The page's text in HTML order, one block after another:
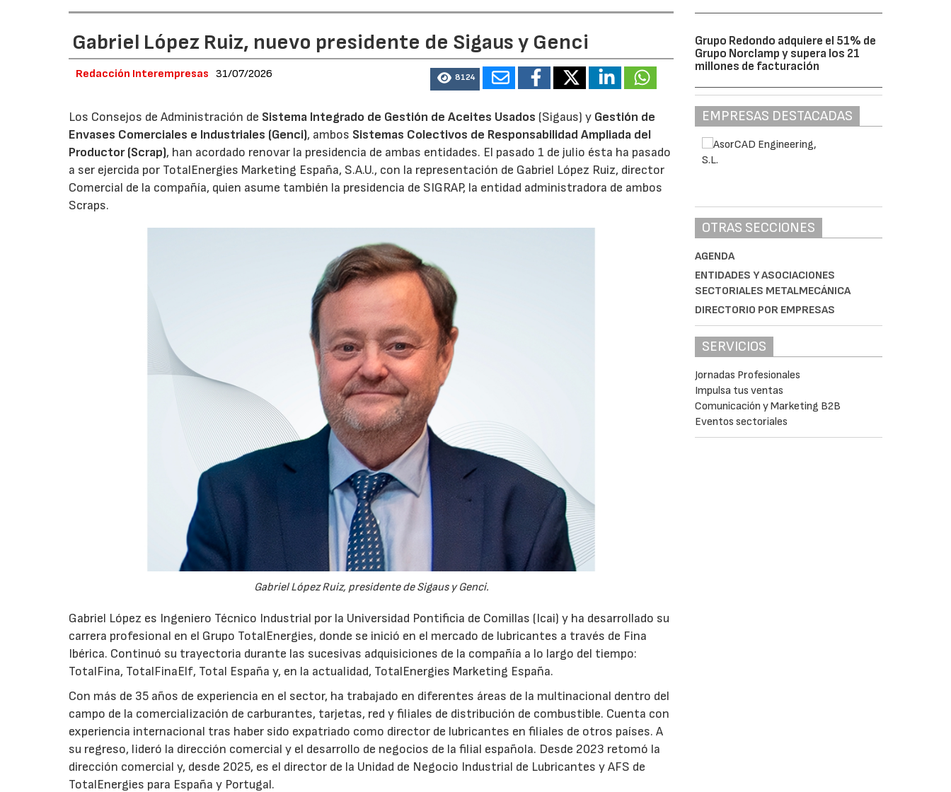
Gabriel López Ruiz, nuevo presidente de Sigaus y Genci
Redacción Interempresas 31/07/2026 8124
Los Consejos de Administración de Sistema Integrado de Gestión de Aceites Usados (Sigaus) y Gestión de
Envases Comerciales e Industriales (Genci), ambos Sistemas Colectivos de Responsabilidad Ampliada del
Productor (Scrap), han acordado renovar la presidencia de ambas entidades. El pasado 1 de julio ésta ha pasado
a ser ejercida por TotalEnergies Marketing España, S.A.U., con la representación de Gabriel López Ruiz, director
Comercial de la compañía, quien asume también la presidencia de SIGRAP, la entidad administradora de ambos
Scraps.
Gabriel López Ruiz, presidente de Sigaus y Genci.
Gabriel López es Ingeniero Técnico Industrial por la Universidad Pontificia de Comillas (Icai) y ha desarrollado su
carrera profesional en el Grupo TotalEnergies, donde se inició en el mercado de lubricantes a través de Fina
Ibérica. Continuó su trayectoria durante las sucesivas adquisiciones de la compañía a lo largo del tiempo:
TotalFina, TotalFinaElf, Total España y, en la actualidad, TotalEnergies Marketing España.
Con más de 35 años de experiencia en el sector, ha trabajado en diferentes áreas de la multinacional dentro del
campo de la comercialización de carburantes, tarjetas, red y filiales de distribución de combustible. Cuenta con
experiencia internacional tras haber sido expatriado como director de lubricantes en filiales de otros países. A
su regreso, lideró la dirección comercial y el desarrollo de negocios de la filial española. Desde 2023 retomó la
dirección comercial y, desde 2025, es el director de la Unidad de Negocio Industrial de Lubricantes y AFS de
TotalEnergies para España y Portugal.
Grupo Redondo adquiere el 51% de
Grupo Norclamp y supera los 21
millones de facturación
EMPRESAS DESTACADAS
OTRAS SECCIONES
AGENDA
ENTIDADES Y ASOCIACIONES
SECTORIALES METALMECÁNICA
DIRECTORIO POR EMPRESAS
SERVICIOS
Jornadas Profesionales
Impulsa tus ventas
Comunicación y Marketing B2B
Eventos sectoriales